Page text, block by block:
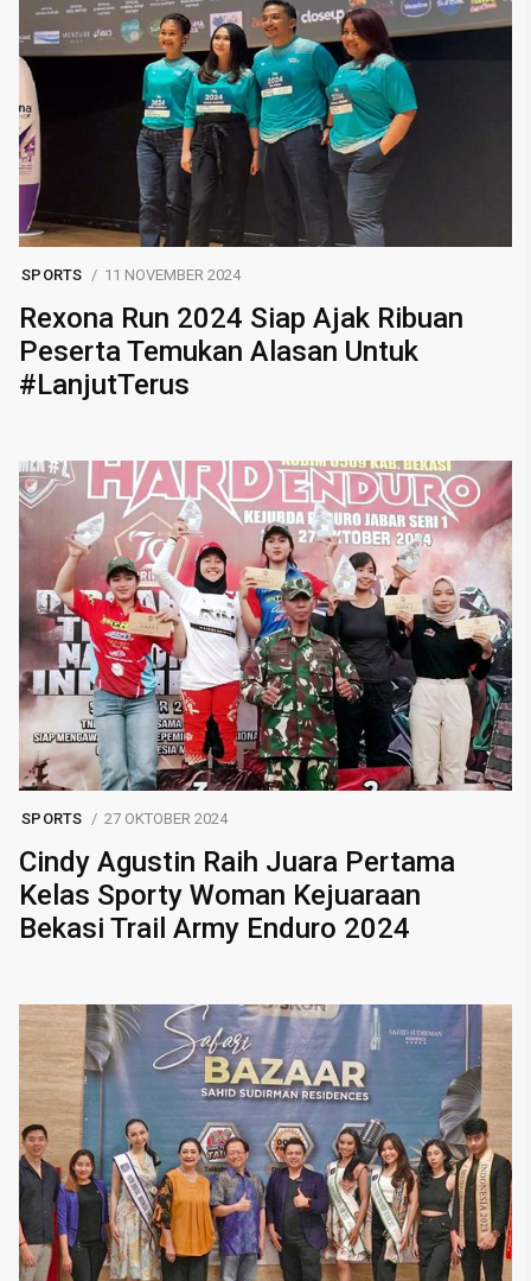
SPORTS 11 NOVEMBER 2024
Rexona Run 2024 Siap Ajak Ribuan
Peserta Temukan Alasan Untuk
#LanjutTerus
SPORTS 27 OKTOBER 2024
Cindy Agustin Raih Juara Pertama
Kelas Sporty Woman Kejuaraan
Bekasi Trail Army Enduro 2024